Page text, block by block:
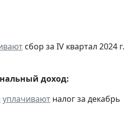
сбор за IV квартал 2024 г.
доход:
уплачивают налог за декабрь